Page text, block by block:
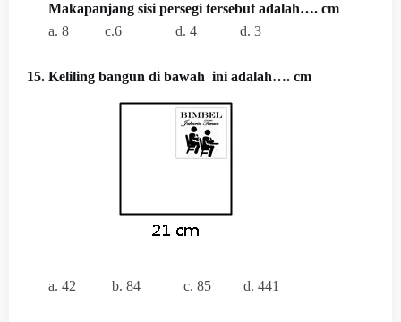
Makapanjang sisi persegi tersebut adalah…. cm
a. 8
c.6 d. 4 d. 3
15. Keliling bangun di bawah ini adalah…. cm
a. 42 b. 84 c. 85 d. 441